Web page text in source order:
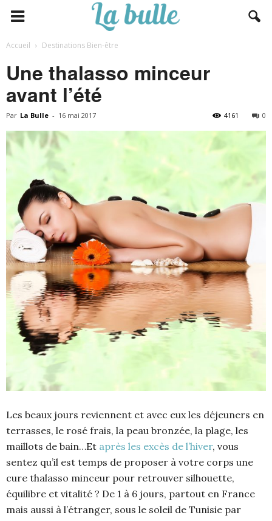
Accueil Destinations Bien-être
Une thalasso minceur
avant l’été
Par La Bulle - 16 mai 2017 0
4161
Les beaux jours reviennent et avec eux les déjeuners en
terrasses, le rosé frais, la peau bronzée, la plage, les
maillots de bain…Et après les excès de l’hiver, vous
sentez qu’il est temps de proposer à votre corps une
cure thalasso minceur pour retrouver silhouette,
équilibre et vitalité ? De 1 à 6 jours, partout en France
mais aussi à l’étranger, sous le soleil de Tunisie par